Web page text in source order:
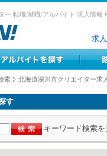
ー 転職/就職/アルバイト 求人情報
求
索 北海道深川市クリエイター求
す
キーワード検索を